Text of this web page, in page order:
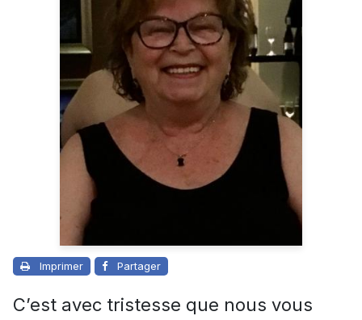
Imprimer Partager
C’est avec tristesse que nous vous